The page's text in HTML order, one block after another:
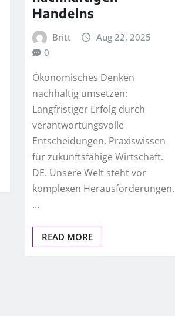
Handelns
Britt
Aug 22, 2025
0
Ökonomisches Denken
nachhaltig umsetzen:
Langfristiger Erfolg durch
verantwortungsvolle
Entscheidungen. Praxiswissen
für zukunftsfähige Wirtschaft.
DE. Unsere Welt steht vor
komplexen Herausforderungen.
…
READ MORE